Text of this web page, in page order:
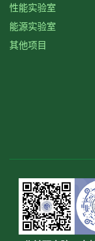
性能实验室
能源实验室
其他项目